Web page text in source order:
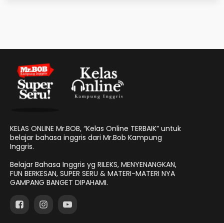
KELAS ONLINE Mr.BOB, “Kelas Online TERBAIK” untuk
belajar bahasa inggris dari Mr.Bob Kampung
Inggris.
Belajar Bahasa Inggris yg RILEKS, MENYENANGKAN,
FUN BERKESAN, SUPER SERU & MATERI-MATERI NYA
GAMPANG BANGET DIPAHAMI.